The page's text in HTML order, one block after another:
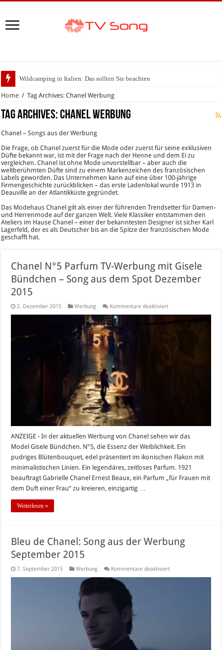
Wildcamping in Italien: Das sollten Sie beachten
Home / Tag Archives: Chanel Werbung
Tag Archives:Chanel Werbung
Chanel – Songs aus der Werbung
Die Frage, ob Chanel zuerst für die Mode oder zuerst für seine exklusiven
Düfte bekannt war, ist mit der Frage nach der Henne und dem Ei zu
vergleichen. Chanel ist ohne Mode unvorstellbar – aber auch die
weltberühmten Düfte sind zu einem Markenzeichen des französischen
Labels geworden. Das Unternehmen kann auf eine über 100-jährige
Firmengeschichte zurückblicken – das erste Ladenlokal wurde 1913 in
Deauville an der Atlantikküste gegründet.
Das Modehaus Chanel gilt als einer der führenden Trendsetter für Damen-
und Herrenmode auf der ganzen Welt. Viele Klassiker entstammen den
Ateliers im Hause Chanel – einer der bekanntesten Designer ist sicher Karl
Lagerfeld, der es als Deutscher bis an die Spitze der französischen Mode
geschafft hat.
Chanel N°5 Parfum TV-Werbung mit Gisele
Bündchen – Song aus dem Spot Dezember
2015
2. Dezember 2015 Werbung Kommentare deaktiviertfür
Parfum
ANZEIGE - In der aktuellen Werbung von Chanel sehen wir das
Model Gisele Bündchen. N°5, die Essenz der Weiblichkeit. Ein
pudriges Blütenbouquet, edel präsentiert im ikonischen Flakon mit
minimalistischen Linien. Ein legendäres, zeitloses Parfum. 1921
beauftragt Gabrielle Chanel Ernest Beaux, ein Parfum „für Frauen mit
dem Duft einer Frau“ zu kreieren, einzigartig …
Weiterlesen »
Bleu de Chanel: Song aus der Werbung
September 2015
7. September 2015 Werbung Kommentare deaktiviertfür